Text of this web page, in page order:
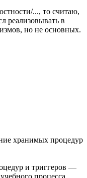
..., то считаю,
реализовывать в
но не основных.
хранимых процедур
и триггеров —
процесса.